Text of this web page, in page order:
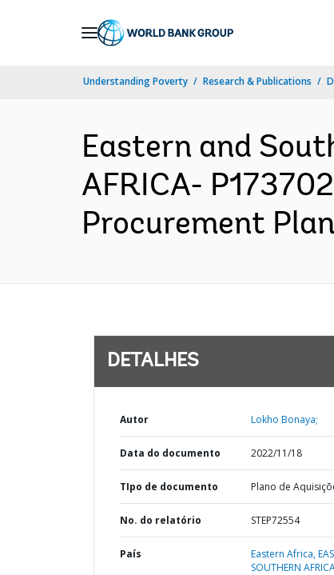
Understanding Poverty Research & Publications
Eastern and
AFRICA-
Procurement
DETALHES
Autor Lokho Bonaya;
Data do documento 2022/11/18
TIpo de documento Plano de
No. do relatório STEP72554
País Eastern Africa,
SOUTHERN